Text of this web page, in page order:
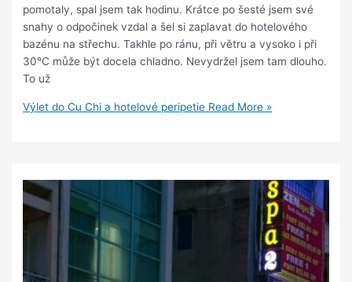
pomotaly, spal jsem tak hodinu. Krátce po šesté jsem své
snahy o odpočinek vzdal a šel si zaplavat do hotelového
bazénu na střechu. Takhle po ránu, při větru a vysoko i při
30°C může být docela chladno. Nevydržel jsem tam dlouho.
To už
Výlet do Cu Chi a hotelové peripetie Read More »